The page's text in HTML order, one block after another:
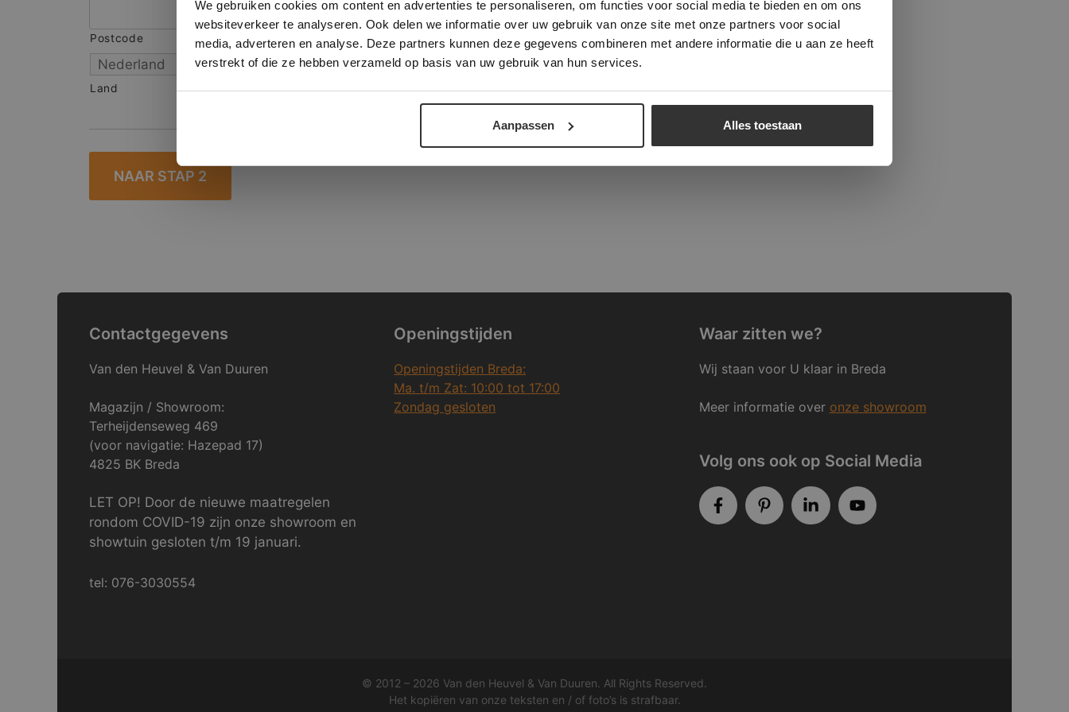
We gebruiken cookies om content en advertenties te personaliseren, om functies voor social media te bieden en om ons
websiteverkeer te analyseren. Ook delen we informatie over uw gebruik van onze site met onze partners voor social
media, adverteren en analyse. Deze partners kunnen deze gegevens combineren met andere informatie die u aan ze heeft
verstrekt of die ze hebben verzameld op basis van uw gebruik van hun services.
Aanpassen Alles toestaan
Postcode Stad
Land
Contactgegevens
Van den Heuvel & Van Duuren
Magazijn / Showroom:
Terheijdenseweg 469
(voor navigatie: Hazepad 17)
4825 BK Breda
LET OP! Door de nieuwe maatregelen
rondom COVID-19 zijn onze showroom en
showtuin gesloten t/m 19 januari.
tel: 076-3030554
Openingstijden
Openingstijden Breda:
Ma. t/m Zat: 10:00 tot 17:00
Zondag gesloten
Waar zitten we?
Wij staan voor U klaar in Breda
Meer informatie over onze showroom
Volg ons ook op Social Media
© 2012 – 2026 Van den Heuvel & Van Duuren. All Rights Reserved.
Het kopiëren van onze teksten en / of foto’s is strafbaar.
verder
ALLES ACCEPTEREN ALLES AFWIJZEN